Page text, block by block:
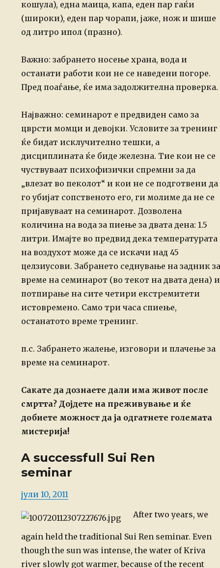
кошула), една маица, капа, еден пар гаќи
(широки), еден пар чорапи, јаже, ножи шише
од литро ипол (празно).
Важно: забрането носење храна, вода и
останати работи кои не се наведени погоре.
Пред поаѓање, ќе има задолжителна проверка.
Најважно: семинарот е предвиден само за
цврсти момци и девојки. Условите затренинг
ќе бидат исклучително тешки, а
дисциплината ќе биде железна. Тие кои не се
чуствуваат психофизички спремни за да
„влезат во пеколот“ и кои не се подготвени да
го убијат сопственото его, ги молиме да не се
пријавуваат на семинарот. Дозволена
количина на вода за пиење за двата дена: 1.5
литри. Имајте во предвид дека температурата
на воздухот може да се искачи над45
целзиусови. Забрането седнување на задник за
време на семинарот (во текот на двата дена) и
потпирање на сите четири екстремитети
истовремено. Само три часа спиење,
останатото време тренинг.
п.с. Забрането жалење, изговори и плачење за
време на семинарот.
Сакате да дознаете дали има живот после
смртта? Дојдете на преживување и ќе
добиете можност да ја одгатнете големата
мистерија!
A successfull Sui Ren
seminar
Posted
јули 10, 2011
After two years, we
again held the traditional Sui Ren seminar. Even
though the sun was intense, the water of Kriva
river slowly got warmer, because of the recent